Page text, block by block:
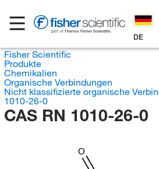
DE
Fisher Scientific
Produkte
Chemikalien
Organische Verbindungen
Nicht klassifizierte organische
1010-26-0
CAS RN 1010-26-0
O